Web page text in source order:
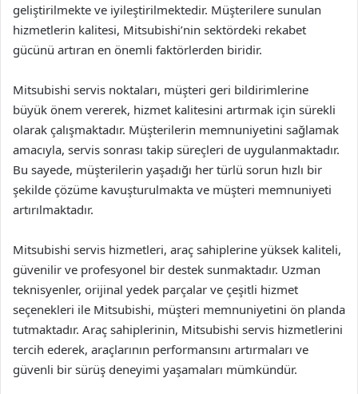
geliştirilmekte ve iyileştirilmektedir. Müşterilere sunulan
hizmetlerin kalitesi, Mitsubishi’nin sektördeki rekabet
gücünü artıran en önemli faktörlerden biridir.
Mitsubishi servis noktaları, müşteri geri bildirimlerine
büyük önem vererek, hizmet kalitesini artırmak için sürekli
olarak çalışmaktadır. Müşterilerin memnuniyetini sağlamak
amacıyla, servis sonrası takip süreçleri de uygulanmaktadır.
Bu sayede, müşterilerin yaşadığı her türlü sorun hızlı bir
şekilde çözüme kavuşturulmakta ve müşteri memnuniyeti
artırılmaktadır.
Mitsubishi servis hizmetleri, araç sahiplerine yüksek kaliteli,
güvenilir ve profesyonel bir destek sunmaktadır. Uzman
teknisyenler, orijinal yedek parçalar ve çeşitli hizmet
seçenekleri ile Mitsubishi, müşteri memnuniyetini ön planda
tutmaktadır. Araç sahiplerinin, Mitsubishi servis hizmetlerini
tercih ederek, araçlarının performansını artırmaları ve
güvenli bir sürüş deneyimi yaşamaları mümkündür.